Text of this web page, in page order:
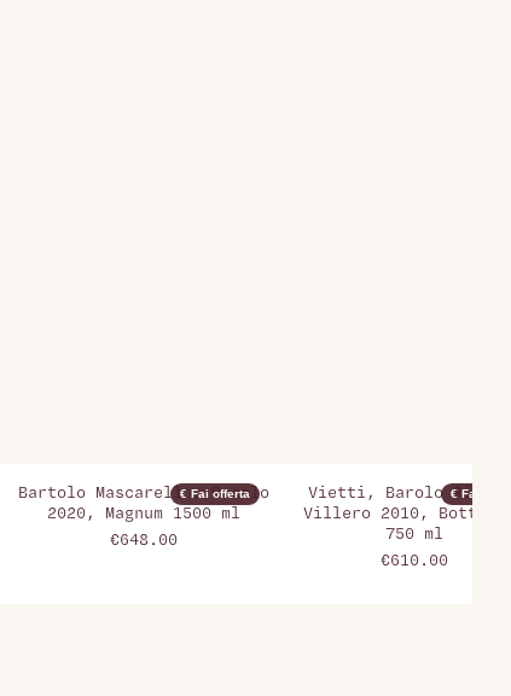
€ Fai offerta
Bartolo Mascarello, Barolo
2020, Magnum 1500 ml
€648.00
€ Fai
Vietti, Barolo
Villero 2010,
750 ml
€610.00